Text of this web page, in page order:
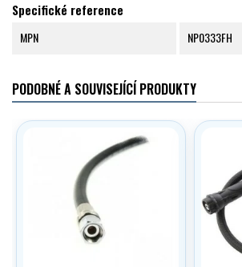
Specifické reference
MPN NP0333FH
PODOBNÉ A SOUVISEJÍCÍ PRODUKTY